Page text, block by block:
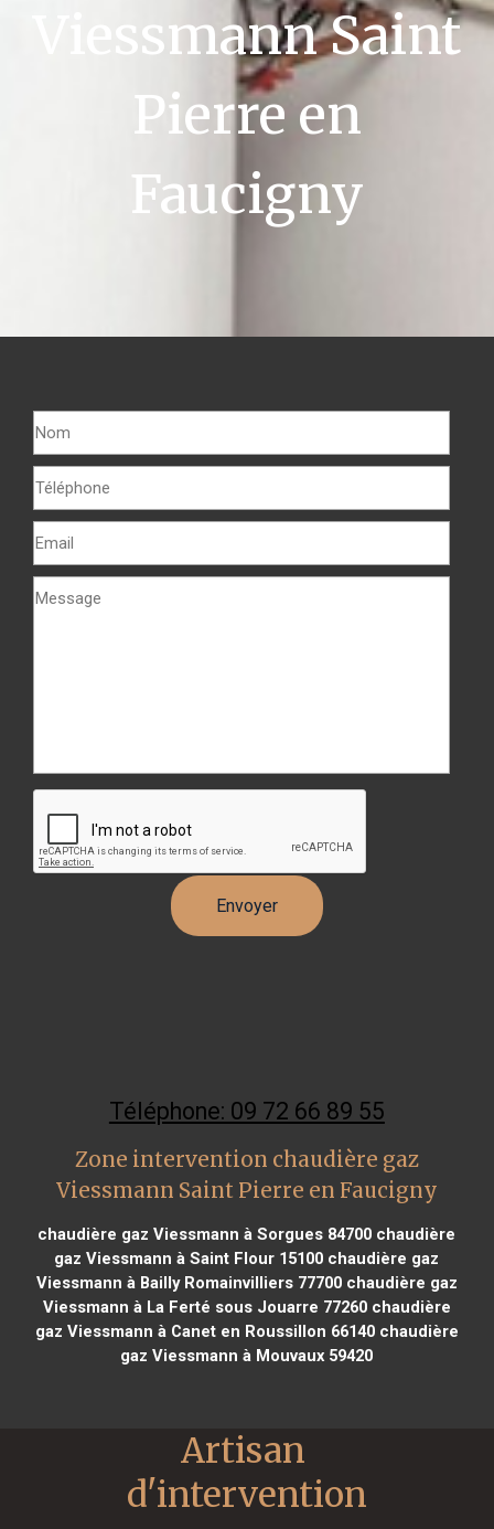
Viessmann Saint
Pierre en
Faucigny
Téléphone: 09 72 66 89 55
Zone intervention chaudière gaz
Viessmann Saint Pierre en Faucigny
chaudière gaz Viessmann à Sorgues 84700 chaudière
gaz Viessmann à Saint Flour 15100 chaudière gaz
Viessmann à Bailly Romainvilliers 77700chaudière gaz
Viessmann à La Ferté sous Jouarre 77260chaudière
gaz Viessmann à Canet en Roussillon 66140chaudière
gaz Viessmann à Mouvaux 59420
Artisan
d'intervention